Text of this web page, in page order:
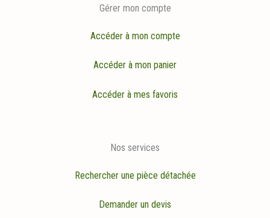
Gérer mon compte
Accéder à mon compte
Accéder à mon panier
Accéder à mes favoris
Nos services
Rechercher une pièce détachée
Demander un devis